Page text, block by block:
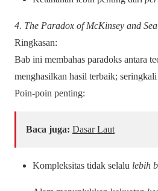
4. The Paradox of McKinsey and
Ringkasan:
Bab ini membahas paradoks antara
menghasilkan hasil terbaik; seringkali
Poin-poin penting:
Baca juga: Dasar Laut
Kompleksitas tidak selalu lebih